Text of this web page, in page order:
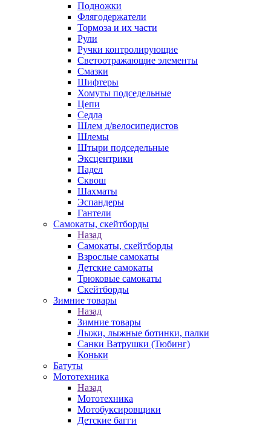
Подножки
Флягодержатели
Тормоза и их части
Рули
Ручки контролирующие
Светоотражающие элементы
Смазки
Шифтеры
Хомуты подседельные
Цепи
Седла
Шлем д/велосипедистов
Шлемы
Штыри подседельные
Эксцентрики
Падел
Сквош
Шахматы
Эспандеры
Гантели
Самокаты, скейтборды
Назад
Самокаты, скейтборды
Взрослые самокаты
Детские самокаты
Трюковые самокаты
Скейтборды
Зимние товары
Назад
Зимние товары
Лыжи, лыжные ботинки, палки
Санки Ватрушки (Тюбинг)
Коньки
Батуты
Мототехника
Назад
Мототехника
Мотобуксировщики
Детские багги